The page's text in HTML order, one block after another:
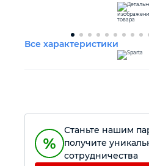
Столярный инструмент
Силовое оборудование
Все характеристики
Станьте нашим
получите
сотрудничества